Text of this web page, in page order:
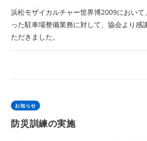
浜松モザイカルチャー世界博2009におい
った駐車場整備業務に対して、協会より感
ただきました。
お知らせ
防災訓練の実施